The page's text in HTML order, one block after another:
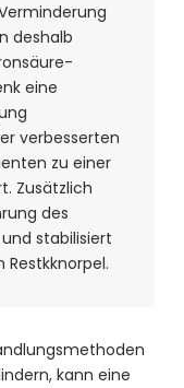
deshalb
eine
verbesserten
zu einer
Zusätzlich
des
stabilisiert
kann eine